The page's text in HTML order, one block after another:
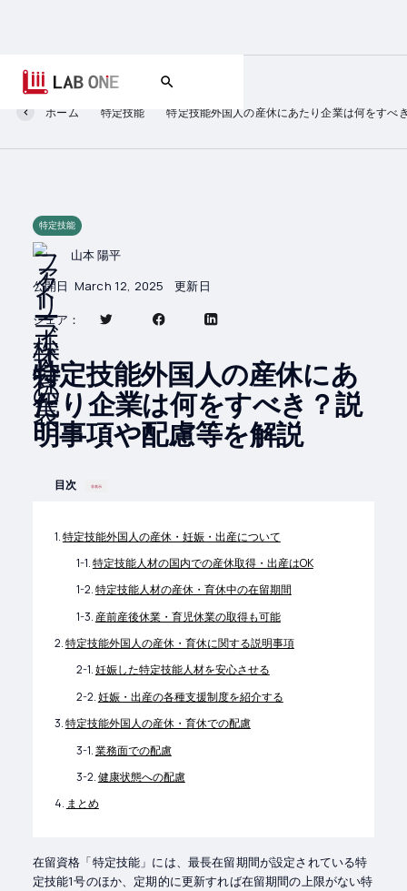
ホーム 特定技能 特定技能外国人の産休にあたり企業は何をすべ
特定技能
山本 陽平
公開日 March 12, 2025 更新日
シェア：
特定技能外国人の産休にあ
たり企業は何をすべき？説
明事項や配慮等を解説
目次 非表示
特定技能外国人の産休・妊娠・出産について
特定技能人材の国内での産休取得・出産はOK
特定技能人材の産休・育休中の在留期間
産前産後休業・育児休業の取得も可能
特定技能外国人の産休・育休に関する説明事項
妊娠した特定技能人材を安心させる
妊娠・出産の各種支援制度を紹介する
特定技能外国人の産休・育休での配慮
業務面での配慮
健康状態への配慮
まとめ
在留資格「特定技能」には、最長在留期間が設定されている特
定技能1号のほか、定期的に更新すれば在留期間の上限がない特